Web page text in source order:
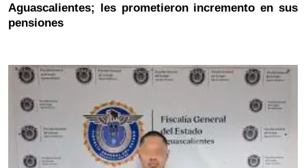
Aguascalientes; les prometieron incremento en sus
pensiones